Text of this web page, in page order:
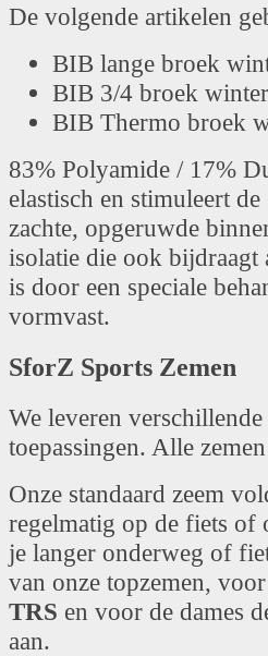
De volgende artikelen
BIB lange broek
BIB 3/4 broek winter
BIB Thermo broek
83% Polyamide / 17%
elastisch en stimuleert
zachte, opgeruwde
isolatie die ook bijdraagt
is door een speciale
vormvast.
SforZ Sports Zemen
We leveren
toepassingen. Alle
Onze standaard zeem
regelmatig op de fiets of
je langer onderweg of
van onze topzemen,
TRS en voor de dames
aan.